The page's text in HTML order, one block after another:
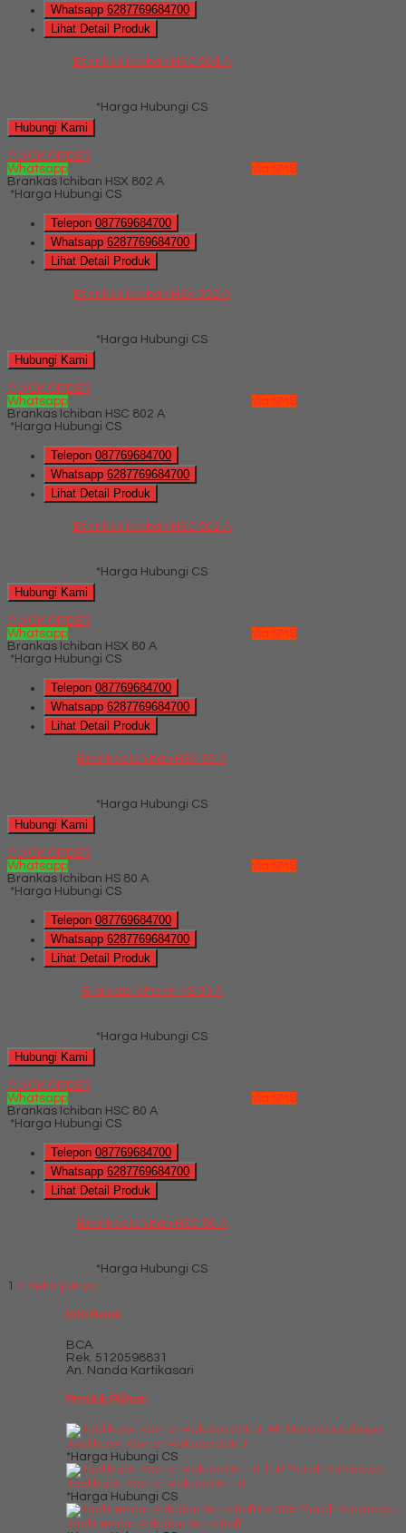
Whatsapp 6287769684700
Lihat Detail Produk
Brankas Ichiban HSC 804 A
*Harga Hubungi CS
Hubungi Kami
QUICK ORDER
Whatsapp
via SMS
Brankas Ichiban HSX 802 A
*Harga Hubungi CS
Telepon 087769684700
Whatsapp 6287769684700
Lihat Detail Produk
Brankas Ichiban HSX 802 A
*Harga Hubungi CS
Hubungi Kami
QUICK ORDER
Whatsapp
via SMS
Brankas Ichiban HSC 802 A
*Harga Hubungi CS
Telepon 087769684700
Whatsapp 6287769684700
Lihat Detail Produk
Brankas Ichiban HSC 802 A
*Harga Hubungi CS
Hubungi Kami
QUICK ORDER
Whatsapp
via SMS
Brankas Ichiban HSX 80 A
*Harga Hubungi CS
Telepon 087769684700
Whatsapp 6287769684700
Lihat Detail Produk
Brankas Ichiban HSX 80 A
*Harga Hubungi CS
Hubungi Kami
QUICK ORDER
Whatsapp
via SMS
Brankas Ichiban HS 80 A
*Harga Hubungi CS
Telepon 087769684700
Whatsapp 6287769684700
Lihat Detail Produk
Brankas Ichiban HS 80 A
*Harga Hubungi CS
Hubungi Kami
QUICK ORDER
Whatsapp
via SMS
Brankas Ichiban HSC 80 A
*Harga Hubungi CS
Telepon 087769684700
Whatsapp 6287769684700
Lihat Detail Produk
Brankas Ichiban HSC 80 A
*Harga Hubungi CS
1 2 Selanjutnya
Info Bank
BCA
Rek. 5120598831
An. Nanda Kartikasari
Produk Pilihan
Jual Kursi Kantor Rakuda 330 T....
*Harga Hubungi CS
Jual Kursi Kantor Rakuda 5110 ....
*Harga Hubungi CS
Jual Lemari Pakaian Activ Kofi....